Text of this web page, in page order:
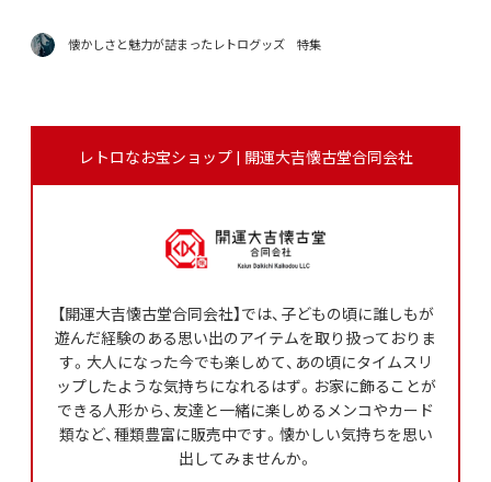
懐かしさと魅力が詰まったレトログッズ 特集
レトロなお宝ショップ | 開運大吉懐古堂合同会社
【開運大吉懐古堂合同会社】では、子どもの頃に誰しもが
遊んだ経験のある思い出のアイテムを取り扱っておりま
す。大人になった今でも楽しめて、あの頃にタイムスリ
ップしたような気持ちになれるはず。お家に飾ることが
できる人形から、友達と一緒に楽しめるメンコやカード
類など、種類豊富に販売中です。懐かしい気持ちを思い
出してみませんか。